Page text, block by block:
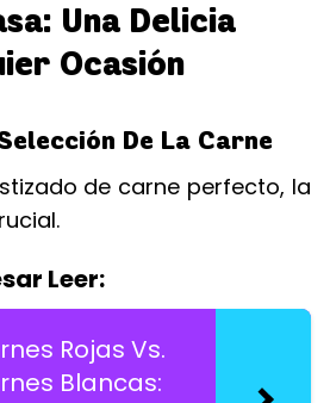
Una Delicia
Ocasión
De La Carne
de carne perfecto, la
Leer:
Rojas Vs.
Blancas: